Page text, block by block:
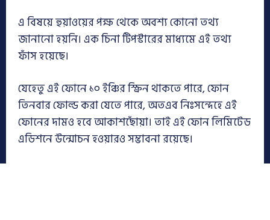
এ বিষয়ে হুয়াওয়ের পক্ষ থেকে অবশ্য কোনো তথ্য
জানানো হয়নি। এক চিনা টিপস্টারের মাধ্যমে এই তথ্য
ফাঁস হয়েছে।
যেহেতু এই ফোনে ১০ ইঞ্চির স্ক্রিন থাকতে পারে, ফোন
তিনবার ফোল্ড করা যেতে পারে, অতএব নিঃসন্দেহে এই
ফোনের দামও হবে আকাশছোঁয়া। তাই এই ফোন লিমিটেড
এডিশনে উন্মোচন হওয়ারও সম্ভাবনা রয়েছে।